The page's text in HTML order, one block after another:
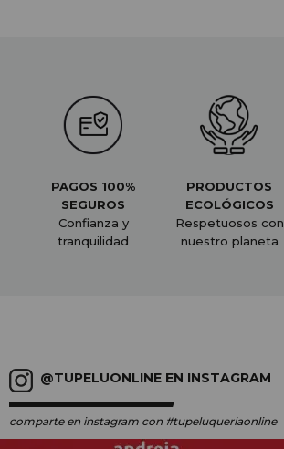
PAGOS 100%
SEGUROS
Confianza y
tranquilidad
PRODUCTOS
ECOLÓGICOS
Respetuosos con
nuestro planeta
@TUPELUONLINE EN INSTAGRAM
comparte en instagram con #tupeluqueriaonline